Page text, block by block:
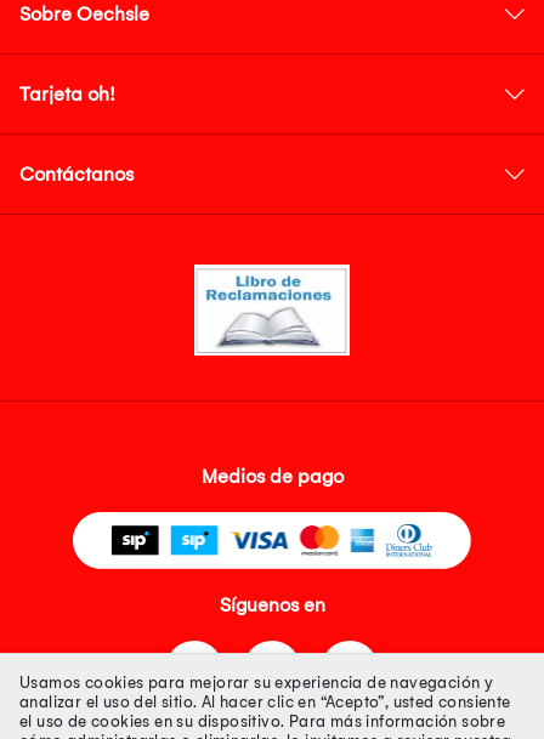
Sobre Oechsle
Tarjeta oh!
Contáctanos
Medios de pago
Síguenos en
Usamos cookies para mejorar su experiencia de navegación y
analizar el uso del sitio. Al hacer clic en “Acepto”, usted consiente
el uso de cookies en su dispositivo. Para más información sobre